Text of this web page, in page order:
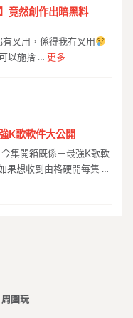
竟然創作出暗黑料
叉用，係得我冇叉用
以施捨 … 更多
K歌軟件大公開
集開箱既係－最強K歌軟
果想收到由格硬開每集 …
周圍玩